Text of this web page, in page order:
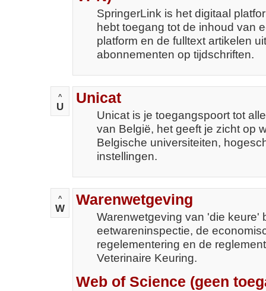
SpringerLink is het digitaal
hebt toegang tot de inhoud van
platform en de fulltext artikelen
abonnementen op tijdschriften.
^
U
Unicat
Unicat is je toegangspoort tot
van België, het geeft je zicht op
Belgische universiteiten,
instellingen.
^
W
Warenwetgeving
Warenwetgeving van 'die keure'
eetwareninspectie, de
regelementering en de
Veterinaire Keuring.
Web of Science (geen